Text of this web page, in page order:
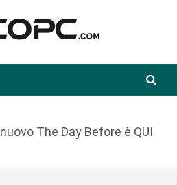
The Day Before è QUI